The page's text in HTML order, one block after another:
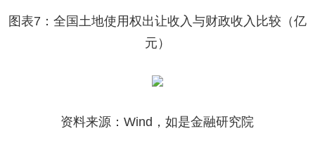
图表7：全国土地使用权出让收入与财政收入比较（亿
元）
资料来源：Wind，如是金融研究院